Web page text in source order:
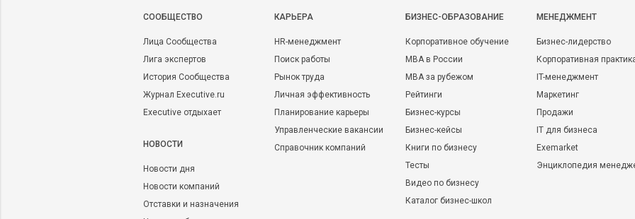
CООБЩЕСТВО
Лица Сообщества
Лига экспертов
История Сообщества
Журнал Executive.ru
Executive отдыхает
НОВОСТИ
Новости дня
Новости компаний
Отставки и назначения
КАРЬЕРА
HR-менеджмент
Поиск работы
Рынок труда
Личная эффективность
Планирование карьеры
Управленческие вакансии
Справочник компаний
БИЗНЕС-ОБРАЗОВАНИЕ
Корпоративное обучение
MBA в России
MBA за рубежом
Рейтинги
Бизнес-курсы
Бизнес-кейсы
Книги по бизнесу
Тесты
Видео по бизнесу
Каталог бизнес-школ
МЕНЕДЖМЕНТ
Бизнес-лидерство
Корпоративная
IT-менеджмент
Маркетинг
Продажи
IT для бизнеса
Exemarket
Энциклопедия